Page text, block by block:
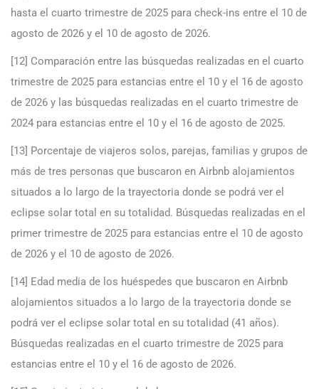
hasta el cuarto trimestre de 2025 para check-ins entre el 10 de
agosto de 2026 y el 10 de agosto de 2026.
[12] Comparación entre las búsquedas realizadas en el cuarto
trimestre de 2025 para estancias entre el 10 y el 16 de agosto
de 2026 y las búsquedas realizadas en el cuarto trimestre de
2024 para estancias entre el 10 y el 16 de agosto de 2025.
[13] Porcentaje de viajeros solos, parejas, familias y grupos de
más de tres personas que buscaron en Airbnb alojamientos
situados a lo largo de la trayectoria donde se podrá ver el
eclipse solar total en su totalidad. Búsquedas realizadas en el
primer trimestre de 2025 para estancias entre el 10 de agosto
de 2026 y el 10 de agosto de 2026.
[14] Edad media de los huéspedes que buscaron en Airbnb
alojamientos situados a lo largo de la trayectoria donde se
podrá ver el eclipse solar total en su totalidad (41 años).
Búsquedas realizadas en el cuarto trimestre de 2025 para
estancias entre el 10 y el 16 de agosto de 2026.